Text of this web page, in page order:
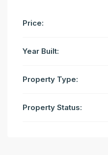
Price:
Year Built:
Property Type:
Property Status: